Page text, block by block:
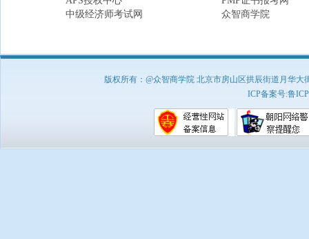
中级经济师考试网
众智商学院
版权所有：@众智商学院 北京市房山区拱辰街道月华
ICP备案号:鲁